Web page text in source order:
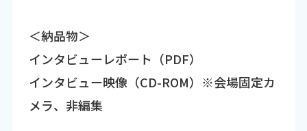
＜納品物＞
インタビューレポート（PDF）
インタビュー映像（CD-ROM）※会場固定カ
メラ、非編集